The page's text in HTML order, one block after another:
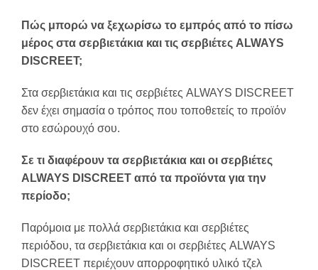
Πώς μπορώ να ξεχωρίσω το εμπρός από το πίσω
μέρος στα σερβιετάκια και τις σερβιέτες ALWAYS
DISCREET;
Στα σερβιετάκια και τις σερβιέτες ALWAYS DISCREET
δεν έχει σημασία ο τρόπος που τοποθετείς το προϊόν
στο εσώρουχό σου.
Σε τι διαφέρουν τα σερβιετάκια και οι σερβιέτες
ALWAYS DISCREET από τα προϊόντα για την
περίοδο;
Παρόμοια με πολλά σερβιετάκια και σερβιέτες
περιόδου, τα σερβιετάκια και οι σερβιέτες ALWAYS
DISCREET περιέχουν απορροφητικό υλικό τζελ